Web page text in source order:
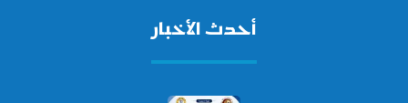
أحدث الأخبار